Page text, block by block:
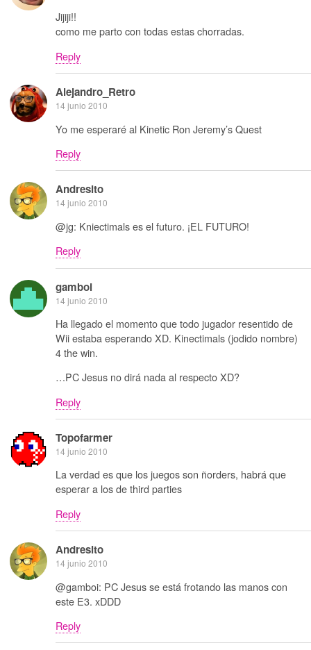
Jijiji!!
como me parto con todas estas chorradas.
Reply
Alejandro_Retro
14 junio 2010
Yo me esperaré al Kinetic Ron Jeremy’s Quest
Reply
Andresito
14 junio 2010
@jg: Kniectimals es el futuro. ¡EL FUTURO!
Reply
gamboi
14 junio 2010
Ha llegado el momento que todo jugador resentido de
Wii estaba esperando XD. Kinectimals (jodido nombre)
4 the win.
…PC Jesus no dirá nada al respecto XD?
Reply
Topofarmer
14 junio 2010
La verdad es que los juegos son ñorders, habrá que
esperar a los de third parties
Reply
Andresito
14 junio 2010
@gamboi: PC Jesus se está frotando las manos con
este E3. xDDD
Reply